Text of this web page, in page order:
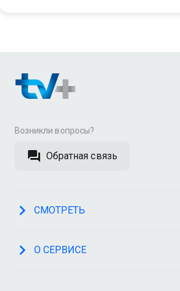
Возникли вопросы?
Обратная связь
СМОТРЕТЬ
О СЕРВИСЕ